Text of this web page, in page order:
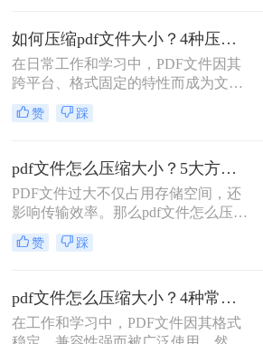
如何压缩pdf文件大小？4种压缩方法详解！
在日常工作和学习中，PDF文件因其
跨平台、格式固定的特性而成为文档
交换的首选格式。然而，过大的PDF
文件常常带来诸多不便，无论是通过
存储在有限的设备空间中，都会遇到
限制。因此，掌握如何压缩pdf文件大
小的技能显得至关重要。
赞 踩
pdf文件怎么压缩大小？5大方法深度解析与实操指南！
PDF文件过大不仅占用存储空间，还
影响传输效率。那么pdf文件怎么压缩
大小呢？本文将系统介绍5种主流压
缩方法，助你精准平衡文件体积与质
赞 踩
pdf文件怎么压缩大小？4种常用压缩方法详解！
在工作和学习中，PDF文件因其格式